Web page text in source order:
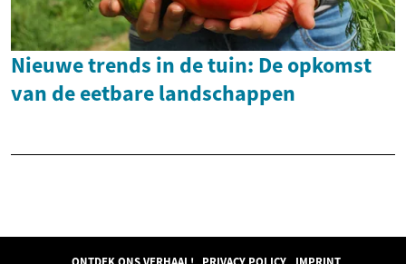
Nieuwe trends in de tuin: De opkomst
van de eetbare landschappen